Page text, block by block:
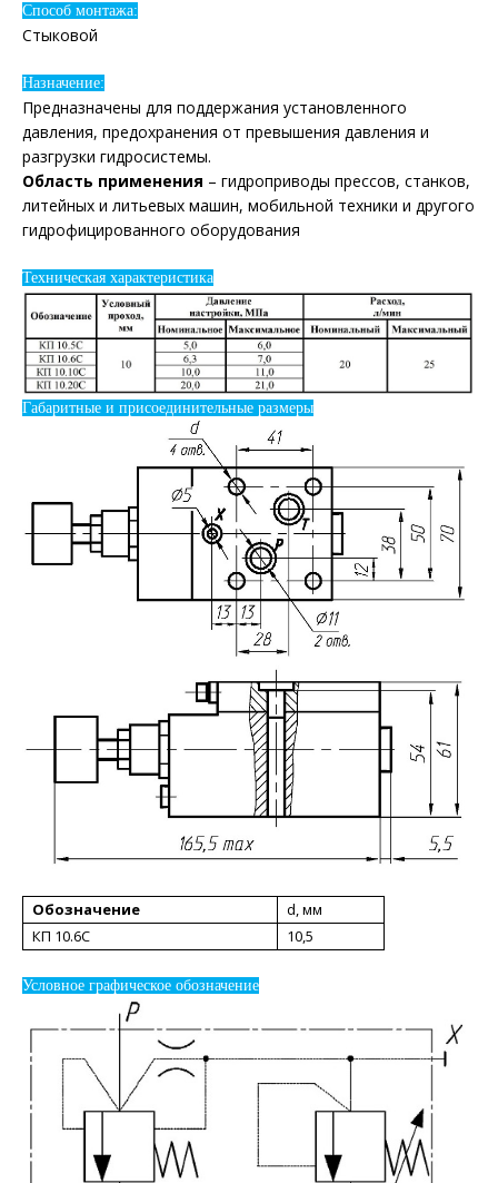
Способ монтажа:
Стыковой
Назначение:
Предназначены для поддержания установленного
давления, предохранения от превышения давления и
разгрузки гидросистемы.
Область применения – гидроприводы прессов, станков,
литейных и литьевых машин, мобильной техники и другого
гидрофицированного оборудования
Техническая характеристика
Габаритные и присоединительные размеры
Обозначение
d, мм
КП 10.6С
10,5
Условное графическое обозначение